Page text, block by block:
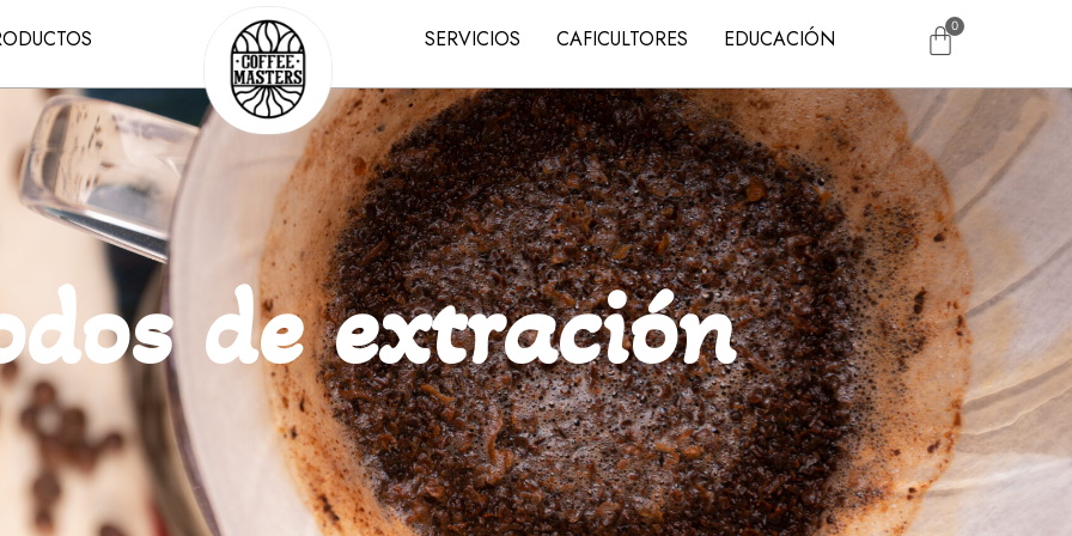
SERVICIOS CAFICULTORES EDUCACIÓN
de extración